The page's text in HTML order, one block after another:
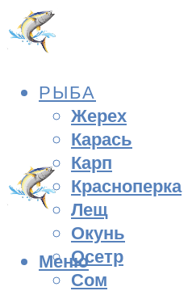
РЫБА
Жерех
Карась
Карп
Красноперка
Лещ
Окунь
Осетр
Сом
Меню